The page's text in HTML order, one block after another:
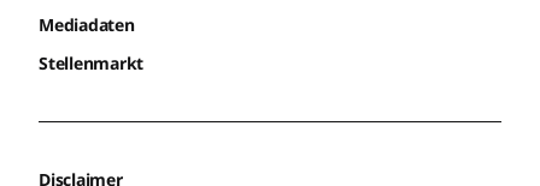
Mediadaten
Stellenmarkt
Disclaimer